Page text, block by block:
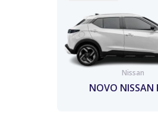
Nissan
NOVO NISSAN